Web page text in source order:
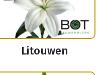
Litouwen